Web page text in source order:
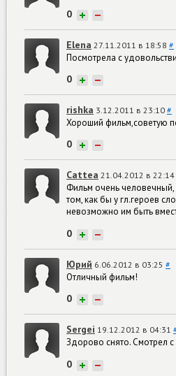
0 + −
Elena 27.11.2011 в 18:58 #
Посмотрела с
0 + −
rishka 3.12.2011 в 23:10 #
Хороший фильм,советую
0 + −
Cattea 21.04.2012 в 22:14
Фильм очень человечный,
том, как бы у гл.героев
невозможно им быть
0 + −
Юрий 6.06.2012 в 03:25 #
Отличный фильм!
0 + −
Sergei 19.12.2012 в 04:31
Здорово снято. Смотрел
0 + −